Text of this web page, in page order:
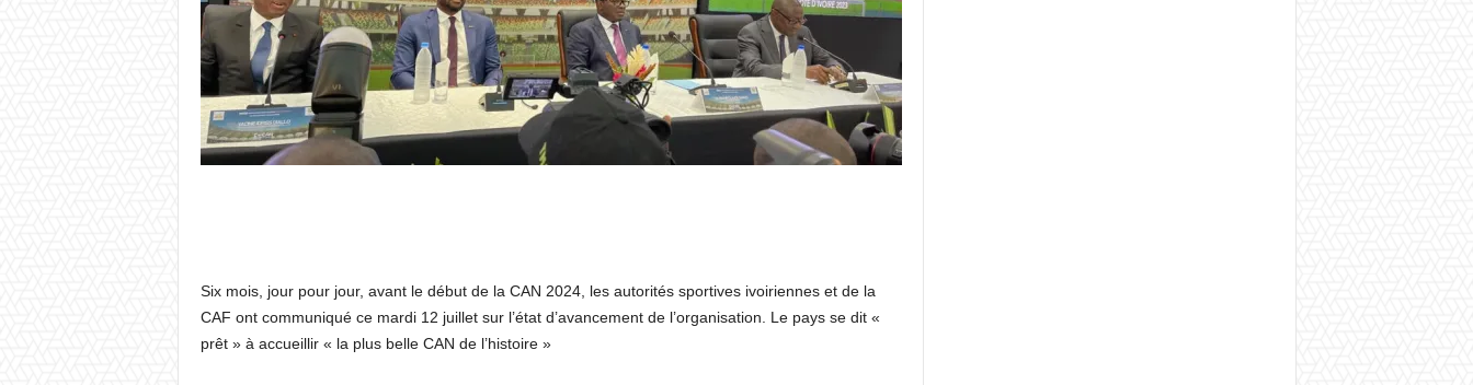
Six mois, jour pour jour, avant le début de la CAN 2024, les autorités sportives ivoiriennes et de la
CAF ont communiqué ce mardi 12 juillet sur l’état d’avancement de l’organisation. Le pays se dit «
prêt » à accueillir « la plus belle CAN de l’histoire »